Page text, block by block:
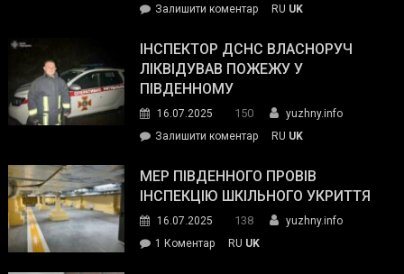
допомогу
Залишити коментарon
провів
нараду
силових
та
органів:
«Наш
спільний
RU UK
ІНСПЕКТОР ДСНС ВЛАСНОРУЧ
ЛІКВІДУВАВ ПОЖЕЖУ У
ПІВДЕННОМУ
16.07.2025 150
yuzhny.info
Залишити коментарon
ДСНС
власноруч
пожежу
у
RU UK
МЕР ПІВДЕННОГО ПРОВІВ
ІНСПЕКЦІЮ ШКІЛЬНОГО УКРИТТЯ
16.07.2025 138
yuzhny.info
1 Коментардо
RU UK